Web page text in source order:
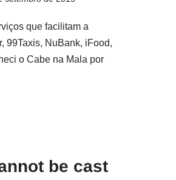
que facilitam a
99Taxis, NuBank, iFood,
o Cabe na Mala por
be cast